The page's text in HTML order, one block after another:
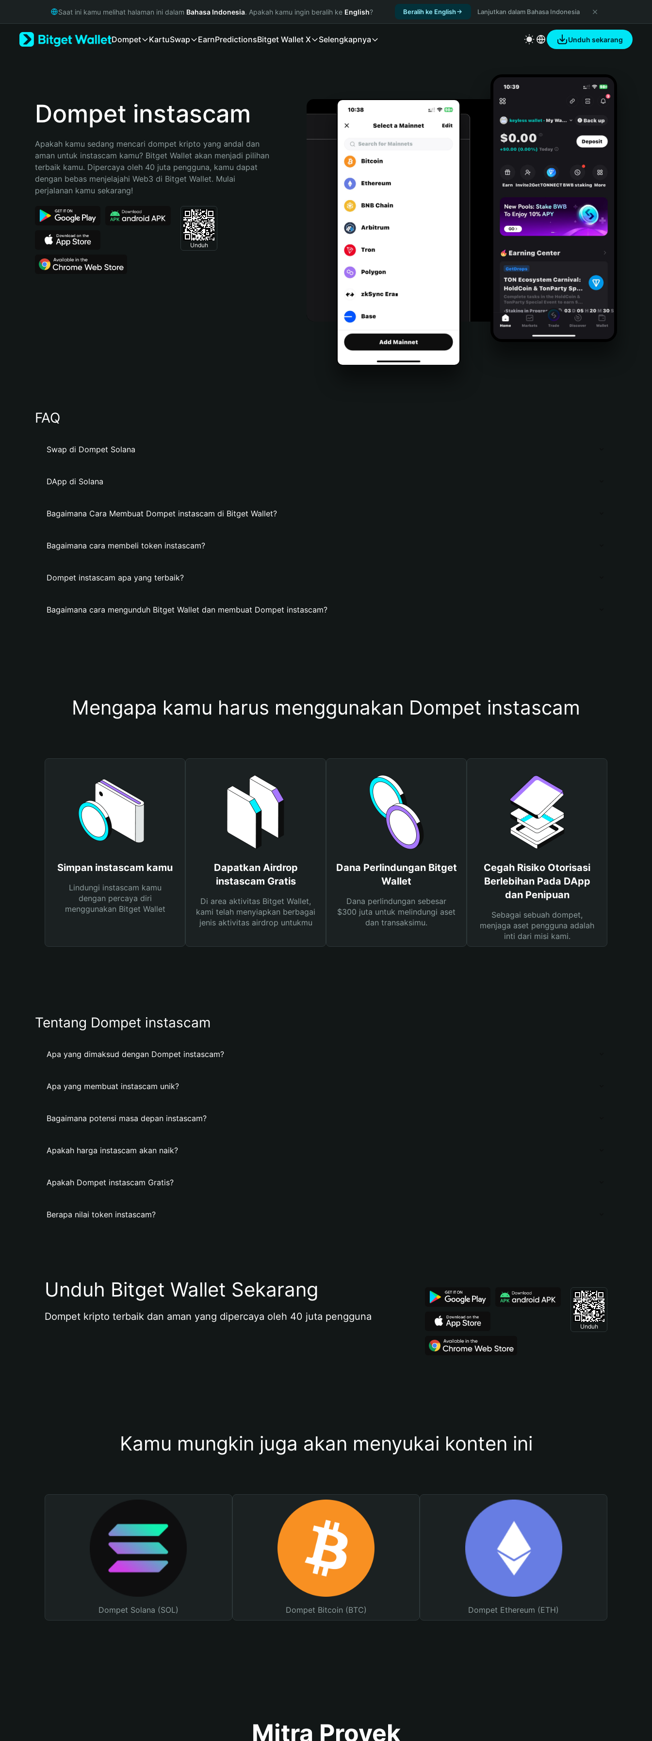
Русский
Bahasa Indonesia
Español (Argentina)
Saat ini kamu melihat halaman ini dalam Bahasa Indonesia. Apakah kamu ingin beralih ke English? Beralih ke English Lanjutkan dalam Bahasa Indonesia
Dompet KartuSwap EarnPredictionsBitget Wallet X Selengkapnya Unduh sekarang
Dompet instascam
Apakah kamu sedang mencari dompet kripto yang andal dan
aman untuk instascam kamu? Bitget Wallet akan menjadi pilihan
terbaik kamu. Dipercaya oleh 40 juta pengguna, kamu dapat
dengan bebas menjelajahi Web3 di Bitget Wallet. Mulai
perjalanan kamu sekarang!
Unduh
FAQ
Swap di Dompet Solana
DApp di Solana
Bagaimana Cara Membuat Dompet instascam di Bitget Wallet?
Bagaimana cara membeli token instascam?
Dompet instascam apa yang terbaik?
Bagaimana cara mengunduh Bitget Wallet dan membuat Dompet instascam?
Mengapa kamu harus menggunakan Dompet instascam
Simpan instascam kamu
Lindungi instascam kamu
dengan percaya diri
menggunakan Bitget Wallet
Dapatkan Airdrop
instascam Gratis
Di area aktivitas Bitget Wallet,
kami telah menyiapkan berbagai
jenis aktivitas airdrop untukmu
Dana Perlindungan Bitget
Wallet
Dana perlindungan sebesar
$300 juta untuk melindungi aset
dan transaksimu.
Cegah Risiko Otorisasi
Berlebihan Pada DApp
dan Penipuan
Sebagai sebuah dompet,
menjaga aset pengguna adalah
inti dari misi kami.
Tentang Dompet instascam
Apa yang dimaksud dengan Dompet instascam?
Apa yang membuat instascam unik?
Bagaimana potensi masa depan instascam?
Apakah harga instascam akan naik?
Apakah Dompet instascam Gratis?
Berapa nilai token instascam?
Unduh Bitget Wallet Sekarang
Dompet kripto terbaik dan aman yang dipercaya oleh 40 juta pengguna
Unduh
Kamu mungkin juga akan menyukai konten ini
Dompet Solana (SOL) Dompet Bitcoin (BTC) Dompet Ethereum (ETH)
Mitra Proyek